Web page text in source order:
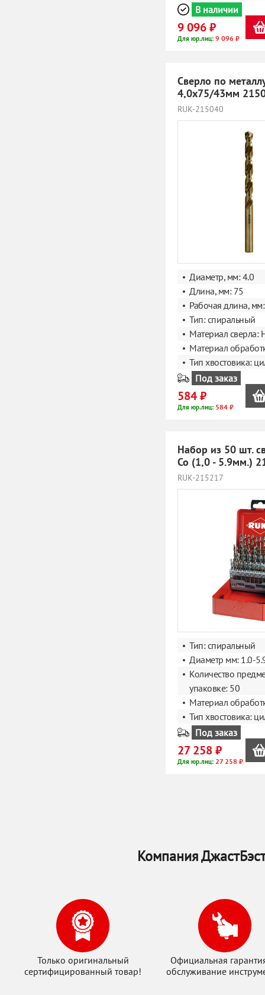
В наличии
9 096 ₽
Для юр.лиц: 9 096 ₽
Сверло по
4,0х75/43мм
RUK-215040
Диаметр, мм: 4.0
Длина, мм: 75
Рабочая длина,
Тип: спиральный
Материал сверла:
Материал
Тип хвостовика:
Под заказ
584 ₽
Для юр.лиц: 584 ₽
Набор из 50 шт.
Co (1,0 - 5.9мм.)
RUK-215217
Тип: спиральный
Диаметр мм: 1.0-
Количество
упаковке: 50
Материал
Тип хвостовика:
Под заказ
27 258 ₽
Для юр.лиц: 27 258 ₽
Компания
Только оригинальный
сертифицированный товар!
Официальная
обслуживание